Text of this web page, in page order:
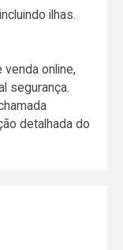
ilhas.
online,
segurança.
detalhada do